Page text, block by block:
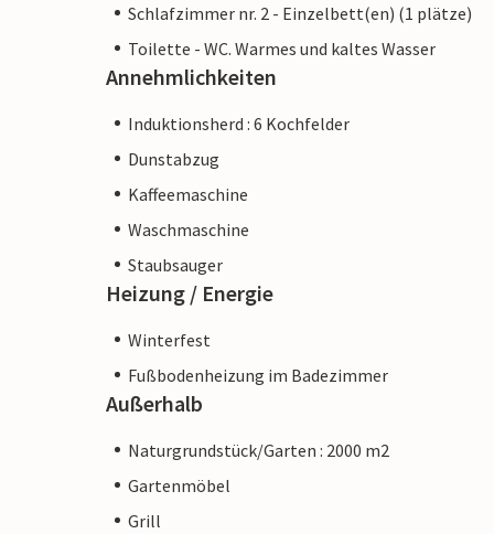
Schlafzimmer nr. 2 - Einzelbett(en) (1 plätze)
Toilette - WC. Warmes und kaltes Wasser
Annehmlichkeiten
Induktionsherd : 6 Kochfelder
Dunstabzug
Kaffeemaschine
Waschmaschine
Staubsauger
Heizung / Energie
Winterfest
Fußbodenheizung im Badezimmer
Außerhalb
Naturgrundstück/Garten : 2000 m2
Gartenmöbel
Grill